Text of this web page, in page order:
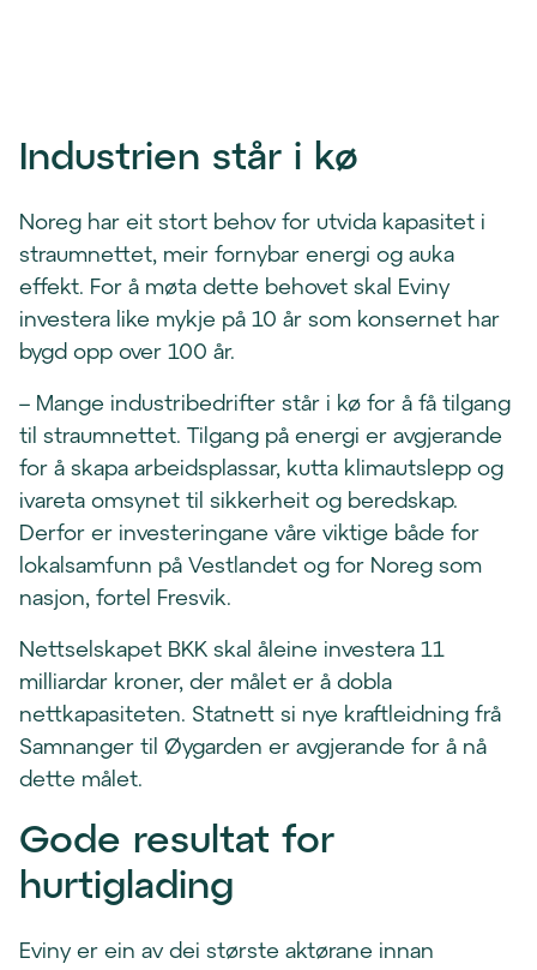
n
u
)
Industrien står i kø
Noreg har eit stort behov for utvida kapasitet i
straumnettet, meir fornybar energi og auka
effekt. For å møta dette behovet skal Eviny
investera like mykje på 10 år som konsernet har
bygd opp over 100 år.
– Mange industribedrifter står i kø for å få tilgang
til straumnettet. Tilgang på energi er avgjerande
for å skapa arbeidsplassar, kutta klimautslepp og
ivareta omsynet til sikkerheit og beredskap.
Derfor er investeringane våre viktige både for
lokalsamfunn på Vestlandet og for Noreg som
nasjon, fortel Fresvik.
Nettselskapet BKK skal åleine investera 11
milliardar kroner, der målet er å dobla
nettkapasiteten. Statnett si nye kraftleidning frå
Samnanger til Øygarden er avgjerande for å nå
dette målet.
Gode resultat for
hurtiglading
Eviny er ein av dei største aktørane innan